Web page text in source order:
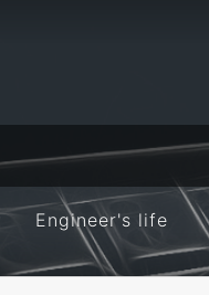
Engineer's life